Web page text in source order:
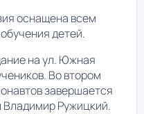
оснащена всем
детей.
на ул. Южная
Во втором
завершается
Ружицкий.